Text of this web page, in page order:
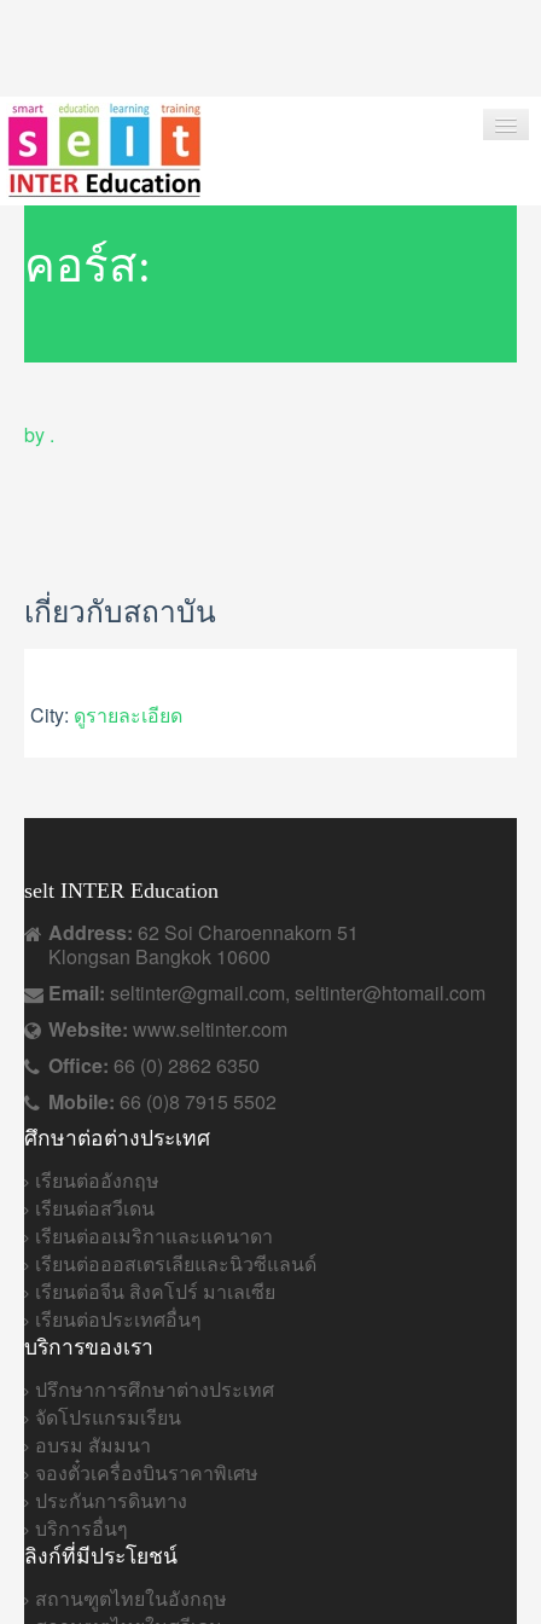
คอร์ส:
by .
เกี่ยวกับสถาบัน
City: ดูรายละเอียด
selt INTER Education
Address: 62 Soi Charoennakorn 51
Klongsan Bangkok 10600
Email: seltinter@gmail.com, seltinter@htomail.com
Website: www.seltinter.com
Office: 66 (0) 2862 6350
Mobile: 66 (0)8 7915 5502
ศึกษาต่อต่างประเทศ
เรียนต่ออังกฤษ
เรียนต่อสวีเดน
เรียนต่ออเมริกาและแคนาดา
เรียนต่อออสเตรเลียและนิวซีแลนด์
เรียนต่อจีน สิงคโปร์ มาเลเซีย
เรียนต่อประเทศอื่นๆ
บริการของเรา
ปรึกษาการศึกษาต่างประเทศ
จัดโปรแกรมเรียน
อบรม สัมมนา
จองตั๋วเครื่องบินราคาพิเศษ
ประกันการดินทาง
บริการอื่นๆ
ลิงก์ที่มีประโยชน์
สถานฑูตไทยในอังกฤษ